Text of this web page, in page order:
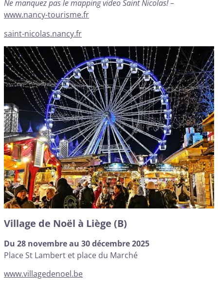
Ne manquez pas le mapping video Saint Nicolas! –
www.nancy-tourisme.fr
saint-nicolas.nancy.fr
Village de Noël à Liège (B)
Du 28 novembre au 30 décembre 2025
Place St Lambert et place du Marché
www.villagedenoel.be